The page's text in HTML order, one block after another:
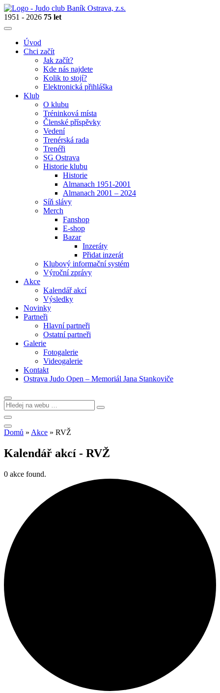
1951 - 2026 75 let
Úvod
Chci začít
Jak začít?
Kde nás najdete
Kolik to stojí?
Elektronická přihláška
Klub
O klubu
Tréninková místa
Členské příspěvky
Vedení
Trenérská rada
Trenéři
SG Ostrava
Historie klubu
Historie
Almanach 1951-2001
Almanach 2001 – 2024
Síň slávy
Merch
Fanshop
E-shop
Bazar
Inzeráty
Přidat inzerát
Klubový informační systém
Výroční zprávy
Akce
Kalendář akcí
Výsledky
Novinky
Partneři
Hlavní partneři
Ostatní partneři
Galerie
Fotogalerie
Videogalerie
Kontakt
Ostrava Judo Open – Memoriál Jana Stankoviče
Domů » Akce » RVŽ
Kalendář akcí - RVŽ
0 akce found.